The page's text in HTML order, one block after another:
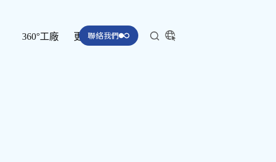
360°工廠 更多聯絡我們